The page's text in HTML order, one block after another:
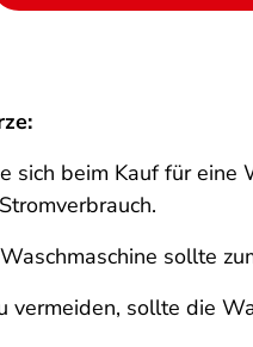
sich beim Kauf für
sollte
vermeiden, sollte die